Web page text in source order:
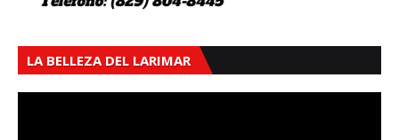
LA BELLEZA DEL LARIMAR